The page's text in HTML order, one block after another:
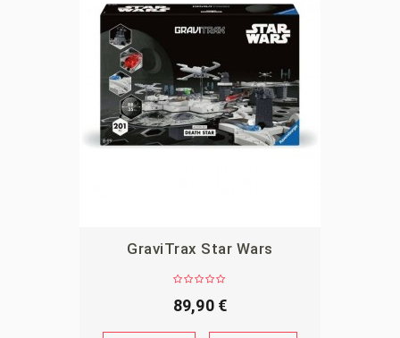
APERÇU
GraviTrax Star Wars
89,90 €